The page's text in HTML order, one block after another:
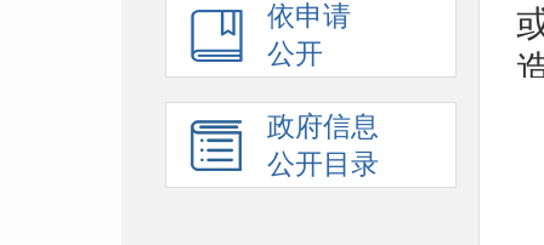
依申请
公开
政府信息
公开目录